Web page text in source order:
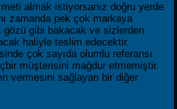
almak istiyorsanız doğru yerde
zamanda pek çok markaya
gözü gibi bakacak ve sizlerden
haliyle teslim edecektir.
çok sayıda olumlu referansı
müşterisini mağdur etmemiştir.
vermesini sağlayan bir diğer